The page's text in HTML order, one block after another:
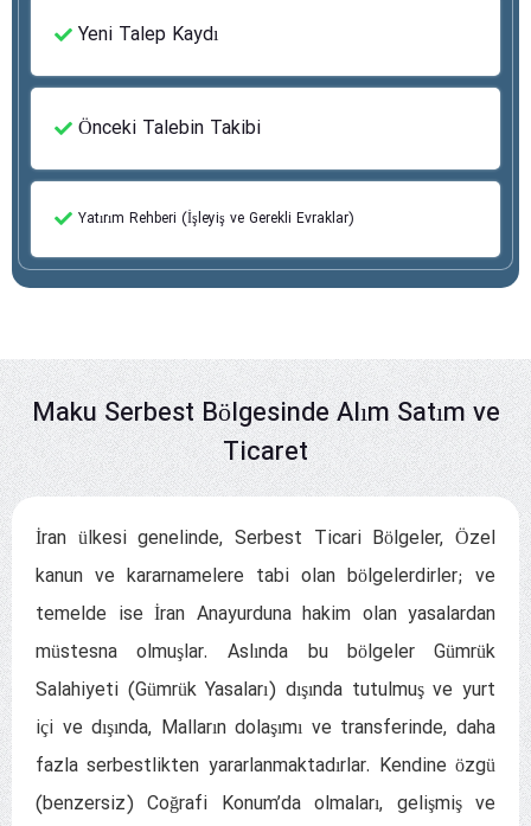
Yeni Talep Kaydı
Önceki Talebin Takibi
Yatırım Rehberi (İşleyiş ve Gerekli Evraklar)
Maku Serbest Bölgesinde Alım Satım ve
Ticaret
İran ülkesi genelinde, Serbest Ticari Bölgeler, Özel
kanun ve kararnamelere tabi olan bölgelerdirler; ve
temelde ise İran Anayurduna hakim olan yasalardan
müstesna olmuşlar. Aslında bu bölgeler Gümrük
Salahiyeti (Gümrük Yasaları) dışında tutulmuş ve yurt
içi ve dışında, Malların dolaşımı ve transferinde, daha
fazla serbestlikten yararlanmaktadırlar. Kendine özgü
(benzersiz) Coğrafi Konum’da olmaları, gelişmiş ve